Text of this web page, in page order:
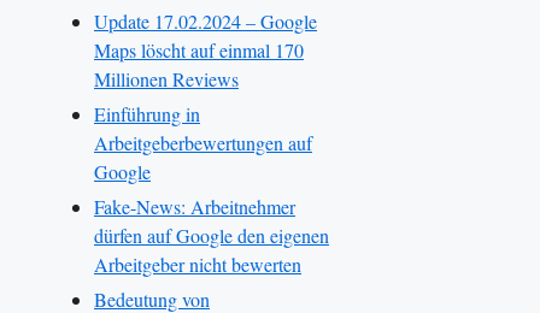
Update 17.02.2024 – Google
Maps löscht auf einmal 170
Millionen Reviews
Einführung in
Arbeitgeberbewertungen auf
Google
Fake-News: Arbeitnehmer
dürfen auf Google den eigenen
Arbeitgeber nicht bewerten
Bedeutung von